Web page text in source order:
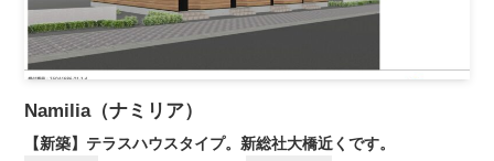
Namilia（ナミリア）
【新築】テラスハウスタイプ。新総社大橋近くです。